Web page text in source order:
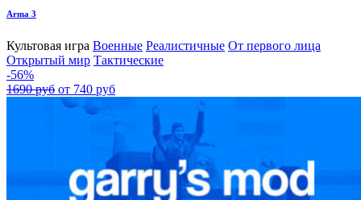
Arma 3
Культовая игра Военные Реалистичные От первого лица
Открытый мир Тактические
-56%
1690 руб от 740 руб